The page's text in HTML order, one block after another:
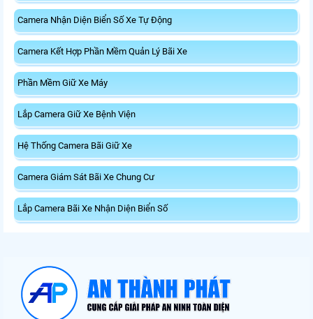
Camera Nhận Diện Biển Số Xe Tự Động
Camera Kết Hợp Phần Mềm Quản Lý Bãi Xe
Phần Mềm Giữ Xe Máy
Lắp Camera Giữ Xe Bệnh Viện
Hệ Thống Camera Bãi Giữ Xe
Camera Giám Sát Bãi Xe Chung Cư
Lắp Camera Bãi Xe Nhận Diện Biển Số